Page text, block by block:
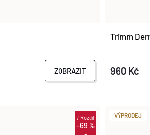
ZOBRAZIT
Trimm
960 Kč
–69 %
iRozdíl VÝPRODEJ